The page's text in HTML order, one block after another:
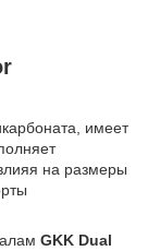
имеет
на размеры
GKK Dual